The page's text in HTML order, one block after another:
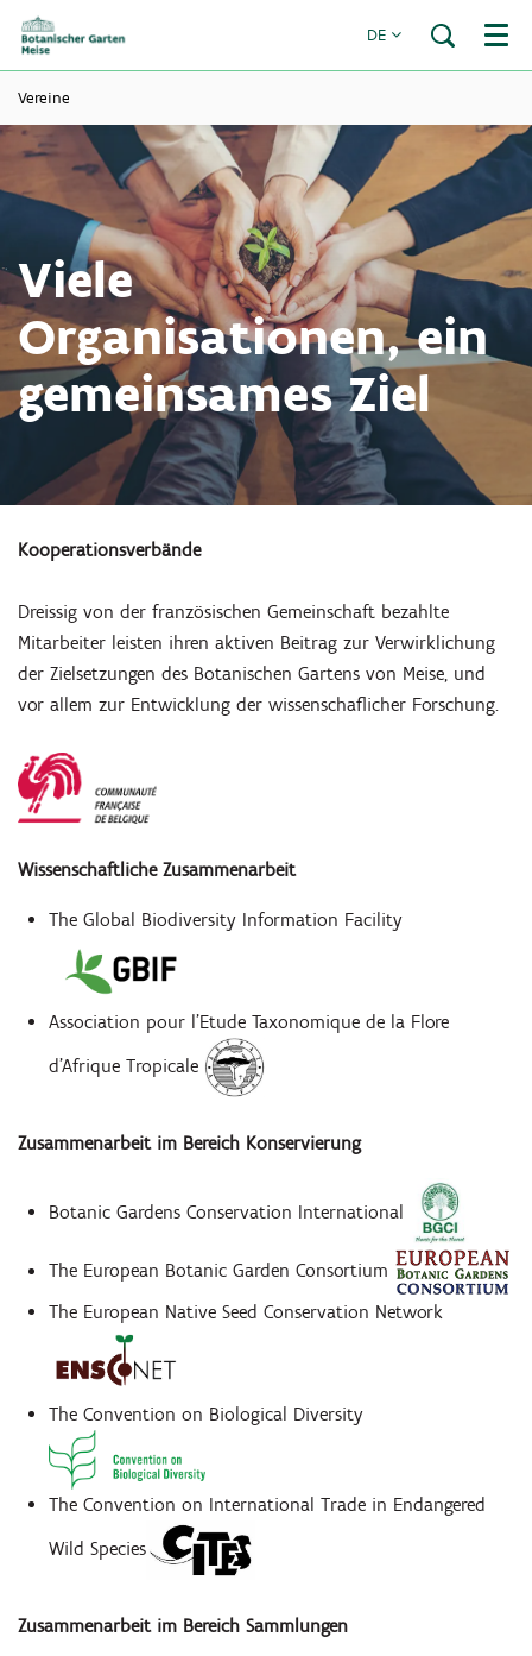
DE Menü
Vereine
Viele
Organisationen, ein
gemeinsames Ziel
Kooperationsverbände
Dreissig von der französischen Gemeinschaft bezahlte
Mitarbeiter leisten ihren aktiven Beitrag zur Verwirklichung
der Zielsetzungen des Botanischen Gartens von Meise, und
vor allem zur Entwicklung der wissenschaflicher Forschung.
Wissenschaftliche Zusammenarbeit
The Global Biodiversity Information Facility
Association pour l'Etude Taxonomique de la Flore
d'Afrique Tropicale
Zusammenarbeit im Bereich Konservierung
Botanic Gardens Conservation International
The European Botanic Garden Consortium
The European Native Seed Conservation Network
The Convention on Biological Diversity
The Convention on International Trade in Endangered
Wild Species
Zusammenarbeit im Bereich Sammlungen